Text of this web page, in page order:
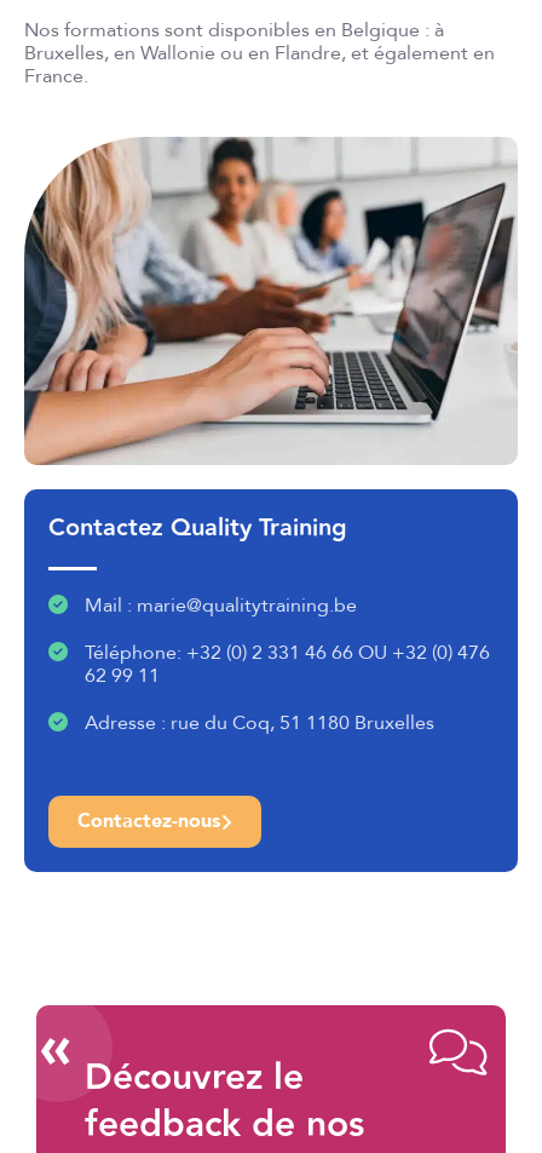
Nos formations sont disponibles en Belgique : à
Bruxelles, en Wallonie ou en Flandre, et également en
France.
Contactez Quality Training
Mail : marie@qualitytraining.be
Téléphone: +32 (0) 2 331 46 66 OU +32 (0) 476
62 99 11
Adresse : rue du Coq, 51 1180 Bruxelles
Contactez-nous
«Découvrez le
feedback de nos